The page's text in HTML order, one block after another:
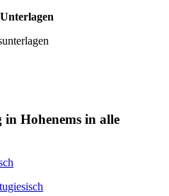
in Hohenems in alle